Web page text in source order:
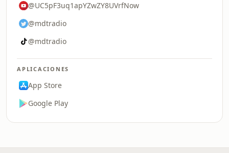
@UC5pF3uq1apYZwZY8UVrfNow
@mdtradio
@mdtradio
APLICACIONES
App Store
Google Play